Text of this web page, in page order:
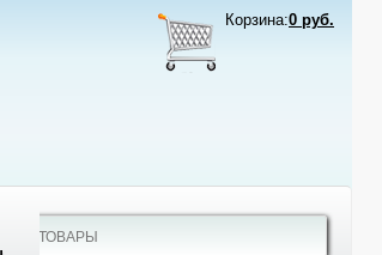
Корзина:0 руб.